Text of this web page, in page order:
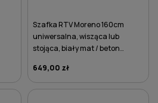
Szafka RTV Moreno 160cm
uniwersalna, wisząca lub
stojąca, biały mat / beton
649,00 zł